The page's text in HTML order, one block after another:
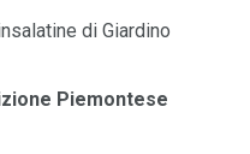
di Giardino
Piemontese